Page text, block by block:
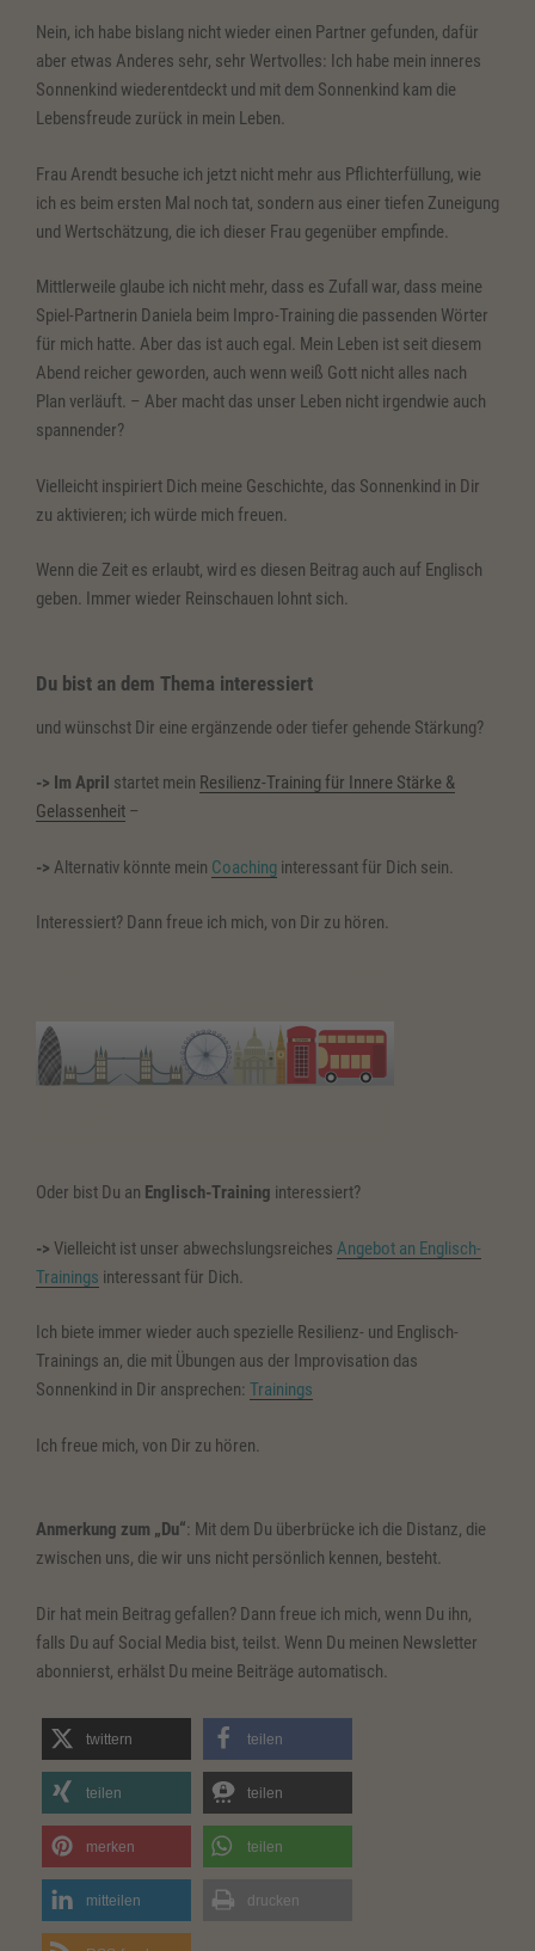
Nein, ich habe bislang nicht wieder einen Partner gefunden, dafür
aber etwas Anderes sehr, sehr Wertvolles: Ich habe mein inneres
Sonnenkind wiederentdeckt und mit dem Sonnenkind kam die
Lebensfreude zurück in mein Leben.
Frau Arendt besuche ich jetzt nicht mehr aus Pflichterfüllung, wie
ich es beim ersten Mal noch tat, sondern aus einer tiefen Zuneigung
und Wertschätzung, die ich dieser Frau gegenüber empfinde.
Mittlerweile glaube ich nicht mehr, dass es Zufall war, dass meine
Spiel-Partnerin Daniela beim Impro-Training die passenden Wörter
für mich hatte. Aber das ist auch egal. Mein Leben ist seit diesem
Abend reicher geworden, auch wenn weiß Gott nicht alles nach
Plan verläuft. – Aber macht das unser Leben nicht irgendwie auch
spannender?
Vielleicht inspiriert Dich meine Geschichte, das Sonnenkind in Dir
zu aktivieren; ich würde mich freuen.
Wenn die Zeit es erlaubt, wird es diesen Beitrag auch auf Englisch
geben. Immer wieder Reinschauen lohnt sich.
Du bist an dem Thema interessiert
und wünschst Dir eine ergänzende oder tiefer gehende Stärkung?
-> Im April startet mein Resilienz-Training für Innere Stärke &
Gelassenheit –
-> Alternativ könnte mein Coaching interessant für Dich sein.
Interessiert? Dann freue ich mich, von Dir zu hören.
Oder bist Du an Englisch-Training interessiert?
-> Vielleicht ist unser abwechslungsreiches Angebot an Englisch-
Trainings interessant für Dich.
Ich biete immer wieder auch spezielle Resilienz- und Englisch-
Trainings an, die mit Übungen aus der Improvisation das
Sonnenkind in Dir ansprechen: Trainings
Ich freue mich, von Dir zu hören.
Anmerkung zum „Du“: Mit dem Du überbrücke ich die Distanz, die
zwischen uns, die wir uns nicht persönlich kennen, besteht.
Dir hat mein Beitrag gefallen? Dann freue ich mich, wenn Du ihn,
falls Du auf Social Media bist, teilst. Wenn Du meinen Newsletter
abonnierst, erhälst Du meine Beiträge automatisch.
twittern teilen
teilen teilen
merken teilen
mitteilen drucken